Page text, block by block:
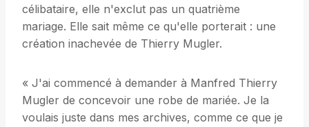
célibataire, elle n'exclut pas un quatrième
mariage. Elle sait même ce qu'elle porterait : une
création inachevée de Thierry Mugler.
« J'ai commencé à demander à Manfred Thierry
Mugler de concevoir une robe de mariée. Je la
voulais juste dans mes archives, comme ce que je